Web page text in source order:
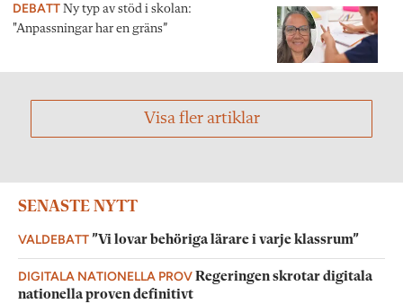
DEBATT Ny typ av stöd i skolan:
"Anpassningar har en gräns”
Visa fler artiklar
SENASTE NYTT
VALDEBATT”Vi lovar behöriga lärare i varje klassrum”
DIGITALA NATIONELLA PROVRegeringen skrotar digitala
nationella proven definitivt